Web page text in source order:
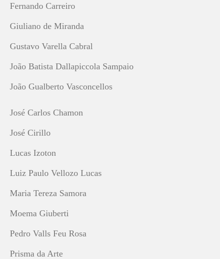
Fernando Carreiro
Giuliano de Miranda
Gustavo Varella Cabral
João Batista Dallapiccola Sampaio
João Gualberto Vasconcellos
José Carlos Chamon
José Cirillo
Lucas Izoton
Luiz Paulo Vellozo Lucas
Maria Tereza Samora
Moema Giuberti
Pedro Valls Feu Rosa
Prisma da Arte